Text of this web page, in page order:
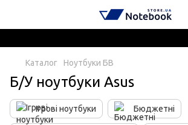
Каталог Ноутбуки БВ
Б/У ноутбуки Asus
Ігрові ноутбуки Бюджетні